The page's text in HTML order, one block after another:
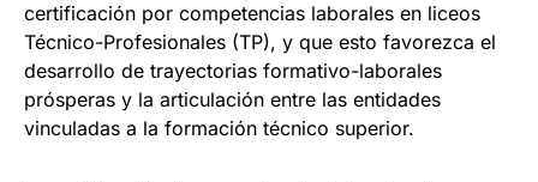
certificación por competencias laborales en liceos
Técnico-Profesionales (TP), y que esto favorezca el
desarrollo de trayectorias formativo-laborales
prósperas y la articulación entre las entidades
vinculadas a la formación técnico superior.​